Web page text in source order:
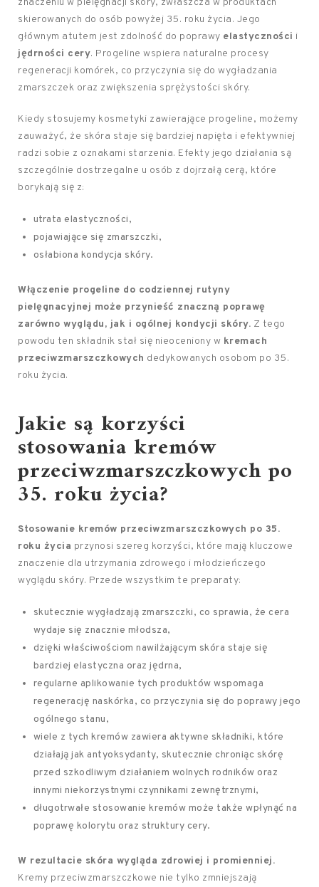
znaczeniu w pielęgnacji skóry, zwłaszcza w produktach
skierowanych do osób powyżej 35. roku życia. Jego
głównym atutem jest zdolność do poprawy elastyczności i
jędrności cery. Progeline wspiera naturalne procesy
regeneracji komórek, co przyczynia się do wygładzania
zmarszczek oraz zwiększenia sprężystości skóry.
Kiedy stosujemy kosmetyki zawierające progeline, możemy
zauważyć, że skóra staje się bardziej napięta i efektywniej
radzi sobie z oznakami starzenia. Efekty jego działania są
szczególnie dostrzegalne u osób z dojrzałą cerą, które
borykają się z:
utrata elastyczności,
pojawiające się zmarszczki,
osłabiona kondycja skóry.
Włączenie progeline do codziennej rutyny
pielęgnacyjnej może przynieść znaczną poprawę
zarówno wyglądu, jak i ogólnej kondycji skóry. Z tego
powodu ten składnik stał się nieoceniony w kremach
przeciwzmarszczkowych dedykowanych osobom po 35.
roku życia.
Jakie są korzyści
stosowania kremów
przeciwzmarszczkowych po
35. roku życia?
Stosowanie kremów przeciwzmarszczkowych po 35.
roku życia przynosi szereg korzyści, które mają kluczowe
znaczenie dla utrzymania zdrowego i młodzieńczego
wyglądu skóry. Przede wszystkim te preparaty:
skutecznie wygładzają zmarszczki, co sprawia, że cera
wydaje się znacznie młodsza,
dzięki właściwościom nawilżającym skóra staje się
bardziej elastyczna oraz jędrna,
regularne aplikowanie tych produktów wspomaga
regenerację naskórka, co przyczynia się do poprawy jego
ogólnego stanu,
wiele z tych kremów zawiera aktywne składniki, które
działają jak antyoksydanty, skutecznie chroniąc skórę
przed szkodliwym działaniem wolnych rodników oraz
innymi niekorzystnymi czynnikami zewnętrznymi,
długotrwałe stosowanie kremów może także wpłynąć na
poprawę kolorytu oraz struktury cery.
W rezultacie skóra wygląda zdrowiej i promienniej.
Kremy przeciwzmarszczkowe nie tylko zmniejszają